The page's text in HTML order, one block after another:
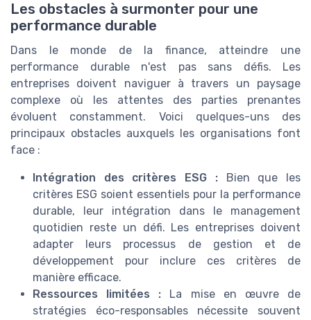
Les obstacles à surmonter pour une
performance durable
Dans le monde de la finance, atteindre une
performance durable n'est pas sans défis. Les
entreprises doivent naviguer à travers un paysage
complexe où les attentes des parties prenantes
évoluent constamment. Voici quelques-uns des
principaux obstacles auxquels les organisations font
face :
Intégration des critères ESG :Bien que les
critères ESG soient essentiels pour la performance
durable, leur intégration dans le management
quotidien reste un défi. Les entreprises doivent
adapter leurs processus de gestion et de
développement pour inclure ces critères de
manière efficace.
Ressources limitées : La mise en œuvre de
stratégies éco-responsables nécessite souvent